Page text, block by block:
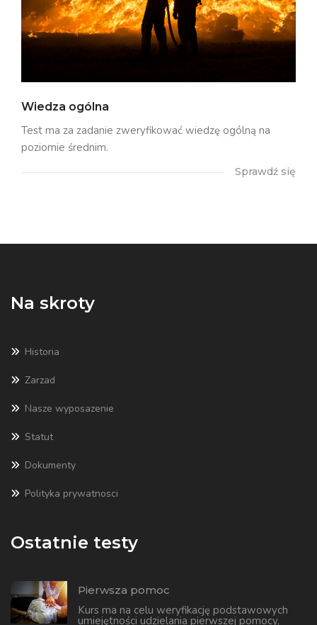
Wiedza ogólna
Test ma za zadanie zweryfikować wiedzę ogólną na
poziomie średnim.
Sprawdź się
Na skroty
Historia
Zarzad
Nasze wyposazenie
Statut
Dokumenty
Polityka prywatnosci
Ostatnie testy
Pierwsza pomoc
Kurs ma na celu weryfikację podstawowych
umiejętności udzielania pierwszej pomocy,